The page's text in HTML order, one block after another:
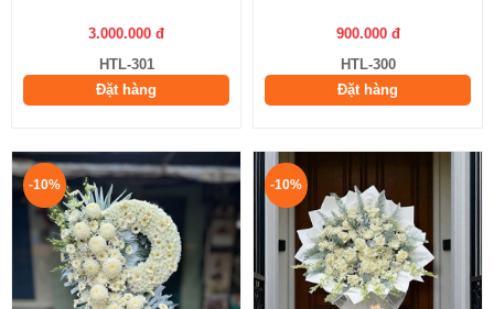
3.000.000 đ
HTL-301
Đặt hàng
900.000 đ
HTL-300
Đặt hàng
-10% -10%